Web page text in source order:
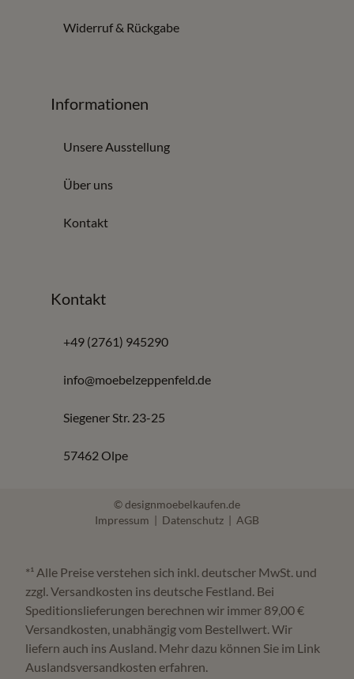
Sideboards und Highboards für Geschirr, Gläser und
Beim Esszimmer kommt es auf Laufwege, Tischgröße,
Sitzhöhe und Materialwirkung an. Möbel Zeppenfeld plant
wie für Gäste und besondere Anlässe.
Belastbarkeit
Auswahl hochwertiger Marken und langlebiger
achten sollten
Tischgröße passend zur Personenzahl und zum
Sitzkomfort und Rückenstütze der Stühle
Pflegeleichte Oberflächen für den Alltag
Häufige Fragen zu Esszimmer
Wo finde ich Esszimmer Möbel in Olpe?
Widerruf & Rückgabe
Informationen
Unsere Ausstellung
Über uns
Kontakt
Kontakt
+49 (2761) 945290
info@moebelzeppenfeld.de
Siegener Str. 23-25
57462 Olpe
© designmoebelkaufen.de
Impressum | Datenschutz | AGB
*¹ Alle Preise verstehen sich inkl. deutscher MwSt. und
zzgl. Versandkosten ins deutsche Festland. Bei
Speditionslieferungen berechnen wir immer 89,00 €
Versandkosten, unabhängig vom Bestellwert. Wir
liefern auch ins Ausland. Mehr dazu können Sie im Link
Auslandsversandkosten erfahren.